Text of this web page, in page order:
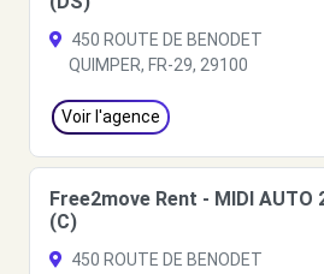
450 ROUTE DE BENODET
QUIMPER, FR-29, 29100
Voir l'agence
Free2move Rent - MIDI AUTO
(C)
450 ROUTE DE BENODET